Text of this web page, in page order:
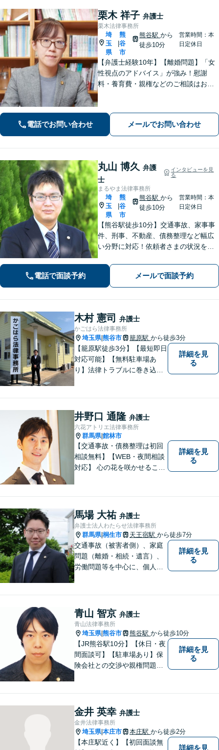
栗木 祥子 弁護士
栗木法律事務所
埼
玉
県
熊
谷
市
熊谷駅 から
徒歩10分
営業時間：本
日定休日
【弁護士経験10年】【離婚問題】「女
性視点のアドバイス」が強み！慰謝
料・養育費・親権などのご相談はお任
ます。その他、交通事故、借金・債務
整理にも対応。
電話でお問い合わせ メールでお問い合わせ
丸山 博久 弁護
士
インタビューを見
る
まるやま法律事務所
埼
玉
県
熊
谷
市
熊谷駅 から
徒歩10分
営業時間：本
日定休日
【熊谷駅徒歩10分】交通事故、家事事
件、刑事、不動産、債務整理など幅広
い分野に対応！依頼者さまの状況を十
解決策をご提案いたします。お気軽に
ご相談ください。【法テラス利用可】
【駐車場あり】
電話で面談予約 メールで面談予約
木村 憲司 弁護士
かごはら法律事務所
埼玉県|熊谷市 籠原駅 から徒歩3分
【籠原駅徒歩3分】【最短即日
対応可能】【無料駐車場あ
り】法律トラブルに巻き込ま
解決の鍵です。お困りごとが
ございましたら、お気軽にご
相談ください。
詳細を見
る
井野口 通隆 弁護士
六花アトリエ法律事務所
群馬県|館林市
【交通事故・債務整理は初回
相談無料】【WEB・夜間相談
対応】 心の花を咲かせること
一会を大事にし、あなたとの
縁を心からお待ちしていま
す。
詳細を見
る
馬場 大祐 弁護士
弁護士法人わたらせ法律事務所
群馬県|桐生市 天王宿駅 から徒歩7分
交通事故（被害者側）、家庭
問題（離婚・相続・遺言）、
労働問題等を中心に、個人・
もご満足いただける質の高い
サービスを日々心がけていま
す。
詳細を見
る
青山 智京 弁護士
青山法律事務所
埼玉県|熊谷市 熊谷駅 から徒歩10分
【JR熊谷駅10分】【休日・夜
間面談可】【駐車場あり】保
険会社との交渉や親権問題、
が高い」と感じる方も、まず
はお気持ちをお聞かせくださ
い。
詳細を見
る
金井 英幸 弁護士
金井法律事務所
埼玉県|本庄市 本庄駅 から徒歩2分
【本庄駅近く】【初回面談無
詳細を見